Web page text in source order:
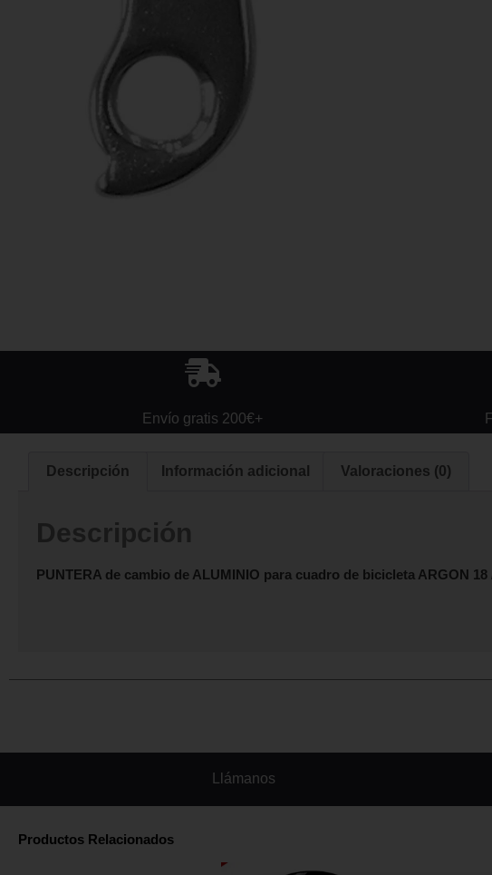
Envío gratis 200€+
Descripción Información adicional Valoraciones (0)
Descripción
PUNTERA de cambio de ALUMINIO para cuadro de bicicleta ARGON 18
Llámanos
Productos Relacionados